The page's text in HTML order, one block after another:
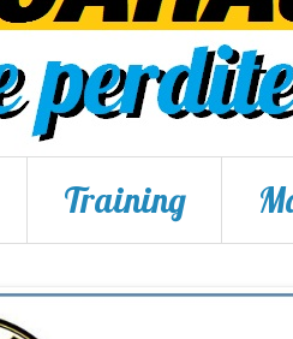
Training